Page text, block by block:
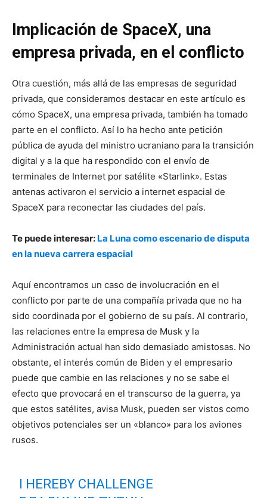
Implicación de SpaceX, una
empresa privada, en el conflicto
Otra cuestión, más allá de las empresas de seguridad
privada, que consideramos destacar en este artículo es
cómo SpaceX, una empresa privada, también ha tomado
parte en el conflicto. Así lo ha hecho ante petición
pública de ayuda del ministro ucraniano para la transición
digital y a la que ha respondido con el envío de
terminales de Internet por satélite «Starlink». Estas
antenas activaron el servicio a internet espacial de
SpaceX para reconectar las ciudades del país.
Te puede interesar: La Luna como escenario de disputa
en la nueva carrera espacial
Aquí encontramos un caso de involucración en el
conflicto por parte de una compañía privada que no ha
sido coordinada por el gobierno de su país. Al contrario,
las relaciones entre la empresa de Musk y la
Administración actual han sido demasiado amistosas. No
obstante, el interés común de Biden y el empresario
puede que cambie en las relaciones y no se sabe el
efecto que provocará en el transcurso de la guerra, ya
que estos satélites, avisa Musk, pueden ser vistos como
objetivos potenciales ser un «blanco» para los aviones
rusos.
I HEREBY CHALLENGE